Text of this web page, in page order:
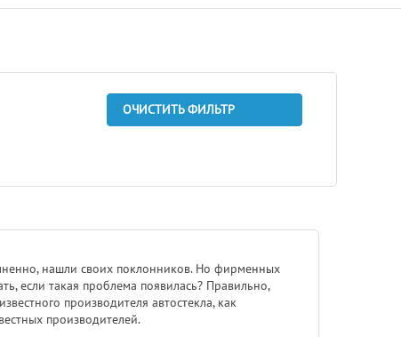
ОЧИСТИТЬ ФИЛЬТР
нашли своих поклонников. Но фирменных
если такая проблема появилась? Правильно,
производителя автостекла, как
производителей.